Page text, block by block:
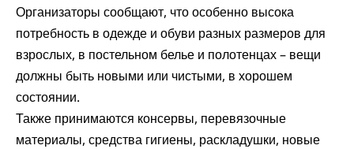
Организаторы сообщают, что особенно высока
потребность в одежде и обуви разных размеров для
взрослых, в постельном белье и полотенцах – вещи
должны быть новыми или чистыми, в хорошем
состоянии.
Также принимаются консервы, перевязочные
материалы, средства гигиены, раскладушки, новые